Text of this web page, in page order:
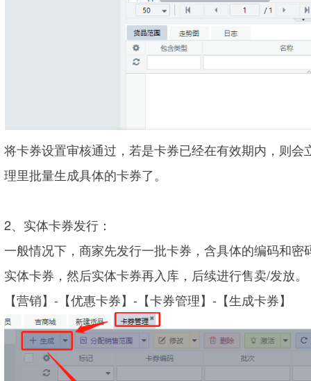
将卡券设置审核通过，若是卡券已经在有效期内，则
理里批量生成具体的卡券了。
2、实体卡券发行：
一般情况下，商家先发行一批卡券，含具体的编码和密
实体卡券，然后实体卡券再入库，后续进行售卖/发放。
【营销】-【优惠卡券】-【卡券管理】-【生成卡券】